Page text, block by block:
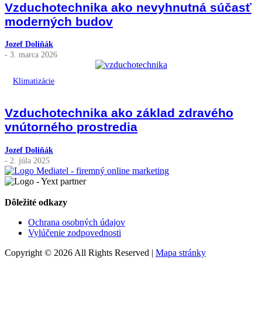
Vzduchotechnika ako nevyhnutná súčasť
moderných budov
Jozef Doliňák
- 3. marca 2026
Klimatizácie
Vzduchotechnika ako základ zdravého
vnútorného prostredia
Jozef Doliňák
- 2. júla 2025
Dôležité odkazy
Ochrana osobných údajov
Vylúčenie zodpovednosti
Copyright © 2026 All Rights Reserved | Mapa stránky